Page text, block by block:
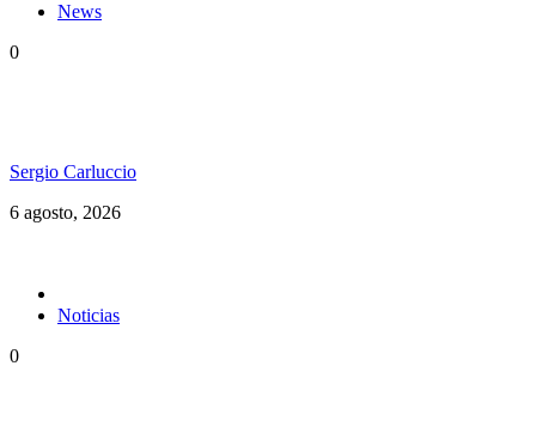
News
0
Sergio Carluccio
6 agosto, 2026
Noticias
0